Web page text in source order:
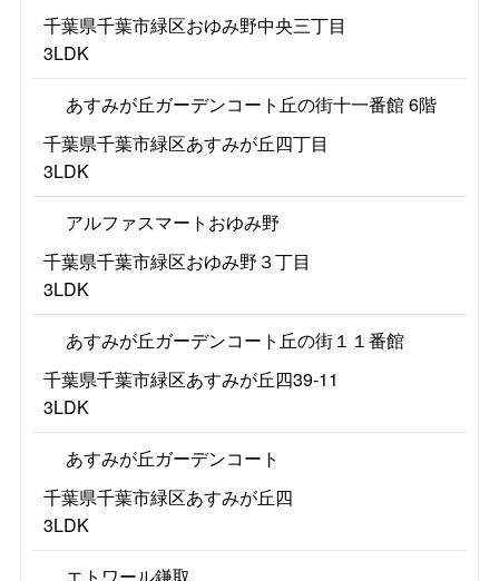
千葉県千葉市緑区おゆみ野中央三丁目
3LDK
あすみが丘ガーデンコート丘の街十一番館 6階
千葉県千葉市緑区あすみが丘四丁目
3LDK
アルファスマートおゆみ野
千葉県千葉市緑区おゆみ野３丁目
3LDK
あすみが丘ガーデンコート丘の街１１番館
千葉県千葉市緑区あすみが丘四39-11
3LDK
あすみが丘ガーデンコート
千葉県千葉市緑区あすみが丘四
3LDK